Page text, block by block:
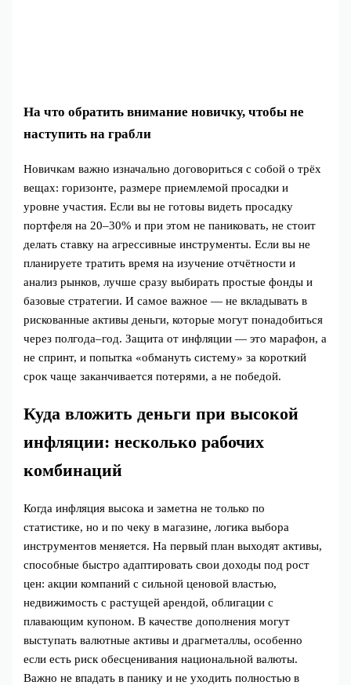
На что обратить внимание новичку, чтобы не
наступить на грабли
Новичкам важно изначально договориться с собой о трёх
вещах: горизонте, размере приемлемой просадки и
уровне участия. Если вы не готовы видеть просадку
портфеля на 20–30% и при этом не паниковать, не стоит
делать ставку на агрессивные инструменты. Если вы не
планируете тратить время на изучение отчётности и
анализ рынков, лучше сразу выбирать простые фонды и
базовые стратегии. И самое важное — не вкладывать в
рискованные активы деньги, которые могут понадобиться
через полгода–год. Защита от инфляции — это марафон, а
не спринт, и попытка «обмануть систему» за короткий
срок чаще заканчивается потерями, а не победой.
Куда вложить деньги при высокой
инфляции: несколько рабочих
комбинаций
Когда инфляция высока и заметна не только по
статистике, но и по чеку в магазине, логика выбора
инструментов меняется. На первый план выходят активы,
способные быстро адаптировать свои доходы под рост
цен: акции компаний с сильной ценовой властью,
недвижимость с растущей арендой, облигации с
плавающим купоном. В качестве дополнения могут
выступать валютные активы и драгметаллы, особенно
если есть риск обесценивания национальной валюты.
Важно не впадать в панику и не уходить полностью в